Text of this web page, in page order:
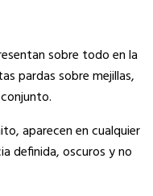
sobre todo en la
pardas sobre mejillas,
aparecen en cualquier
definida, oscuros y no